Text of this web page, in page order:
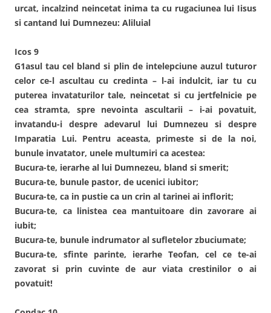
urcat, incalzind neincetat inima ta cu rugaciunea lui Iisus
si cantand lui Dumnezeu: Aliluial
Icos 9
G1asul tau cel bland si plin de intelepciune auzul tuturor
celor ce-l ascultau cu credinta – l-ai indulcit, iar tu cu
puterea invataturilor tale, neincetat si cu jertfelnicie pe
cea stramta, spre nevointa ascultarii – i-ai povatuit,
invatandu-i despre adevarul lui Dumnezeu si despre
Imparatia Lui. Pentru aceasta, primeste si de la noi,
bunule invatator, unele multumiri ca acestea:
Bucura-te, ierarhe al lui Dumnezeu, bland si smerit;
Bucura-te, bunule pastor, de ucenici iubitor;
Bucura-te, ca in pustie ca un crin al tarinei ai inflorit;
Bucura-te, ca linistea cea mantuitoare din zavorare ai
iubit;
Bucura-te, bunule indrumator al sufletelor zbuciumate;
Bucura-te, sfinte parinte, ierarhe Teofan, cel ce te-ai
zavorat si prin cuvinte de aur viata crestinilor o ai
povatuit!